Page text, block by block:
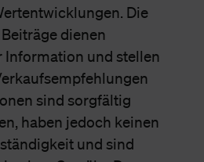
Die
dienen
Information und stellen
sind sorgfältig
haben jedoch keinen
und sind